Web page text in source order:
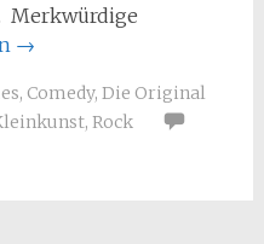
Merkwürdige
→
, Comedy, Die Original
, Rock